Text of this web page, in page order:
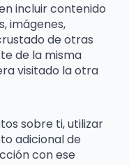
incluir contenido
imágenes,
de otras
de la misma
visitado la otra
sobre ti, utilizar
adicional de
con ese